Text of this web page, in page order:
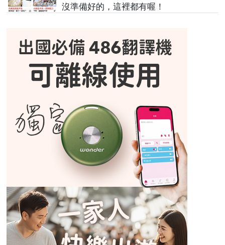
沒準備好的，這裡都有喔！